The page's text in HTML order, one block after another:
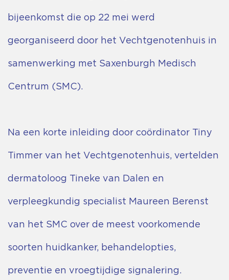
bijeenkomst die op 22 mei werd
georganiseerd door het Vechtgenotenhuis in
samenwerking met Saxenburgh Medisch
Centrum (SMC).
Na een korte inleiding door coördinator Tiny
Timmer van het Vechtgenotenhuis, vertelden
dermatoloog Tineke van Dalen en
verpleegkundig specialist Maureen Berenst
van het SMC over de meest voorkomende
soorten huidkanker, behandelopties,
preventie en vroegtijdige signalering.